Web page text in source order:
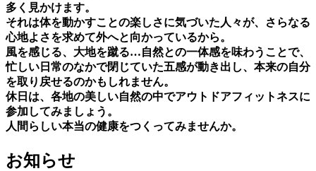
多く⾒かけます。
それは体を動かすことの楽しさに気づいた⼈々が、さらなる
⼼地よさを求めて外へと向かっているから。
⾵を感じる、⼤地を蹴る…⾃然との⼀体感を味わうことで、
忙しい⽇常のなかで閉じていた五感が動き出し、本来の⾃分
を取り戻せるのかもしれません。
休⽇は、各地の美しい⾃然の中でアウトドアフィットネスに
参加してみましょう。
⼈間らしい本当の健康をつくってみませんか。
お知らせ